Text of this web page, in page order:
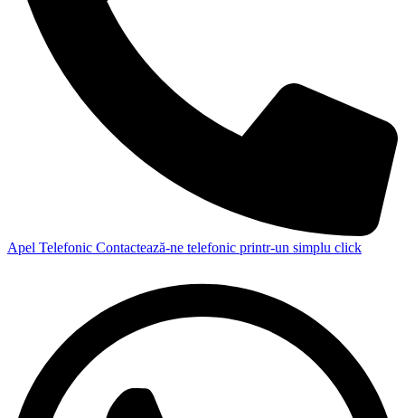
Apel Telefonic Contactează-ne telefonic printr-un simplu click